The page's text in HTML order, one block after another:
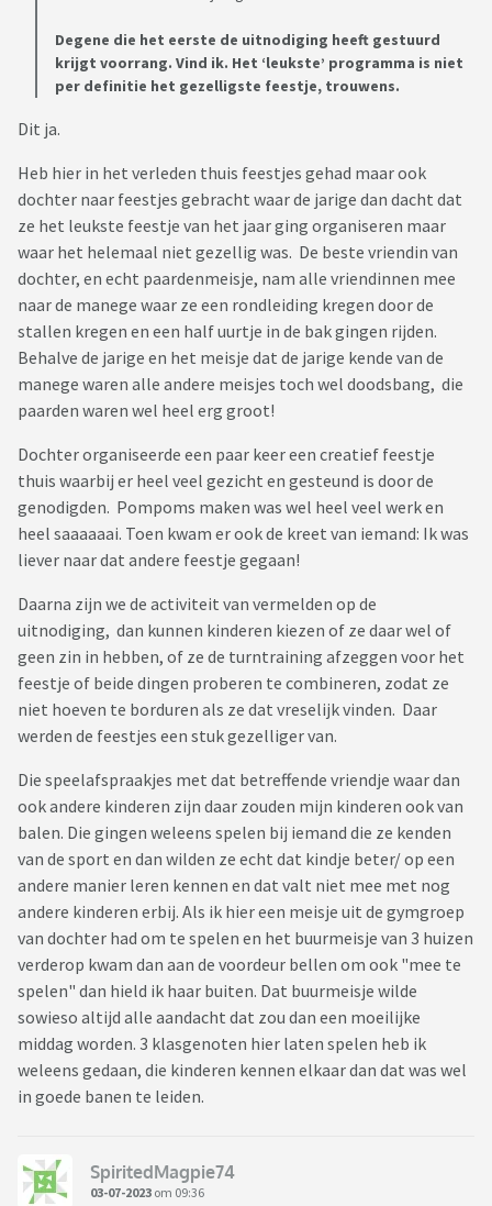
Degene die het eerste de uitnodiging heeft gestuurd
krijgt voorrang. Vind ik. Het ‘leukste’ programma is niet
per definitie het gezelligste feestje, trouwens.
Dit ja.
Heb hier in het verleden thuis feestjes gehad maar ook
dochter naar feestjes gebracht waar de jarige dan dacht dat
ze het leukste feestje van het jaar ging organiseren maar
waar het helemaal niet gezellig was. De beste vriendin van
dochter, en echt paardenmeisje, nam alle vriendinnen mee
naar de manege waar ze een rondleiding kregen door de
stallen kregen en een half uurtje in de bak gingen rijden.
Behalve de jarige en het meisje dat de jarige kende van de
manege waren alle andere meisjes toch wel doodsbang, die
paarden waren wel heel erg groot!
Dochter organiseerde een paar keer een creatief feestje
thuis waarbij er heel veel gezicht en gesteund is door de
genodigden. Pompoms maken was wel heel veel werk en
heel saaaaaai. Toen kwam er ook de kreet van iemand: Ik was
liever naar dat andere feestje gegaan!
Daarna zijn we de activiteit van vermelden op de
uitnodiging, dan kunnen kinderen kiezen of ze daar wel of
geen zin in hebben, of ze de turntraining afzeggen voor het
feestje of beide dingen proberen te combineren, zodat ze
niet hoeven te borduren als ze dat vreselijk vinden. Daar
werden de feestjes een stuk gezelliger van.
Die speelafspraakjes met dat betreffende vriendje waar dan
ook andere kinderen zijn daar zouden mijn kinderen ook van
balen. Die gingen weleens spelen bij iemand die ze kenden
van de sport en dan wilden ze echt dat kindje beter/ op een
andere manier leren kennen en dat valt niet mee met nog
andere kinderen erbij. Als ik hier een meisje uit de gymgroep
van dochter had om te spelen en het buurmeisje van 3 huizen
verderop kwam dan aan de voordeur bellen om ook "mee te
spelen" dan hield ik haar buiten. Dat buurmeisje wilde
sowieso altijd alle aandacht dat zou dan een moeilijke
middag worden. 3 klasgenoten hier laten spelen heb ik
weleens gedaan, die kinderen kennen elkaar dan dat was wel
in goede banen te leiden.
SpiritedMagpie74
03-07-2023 om 09:36